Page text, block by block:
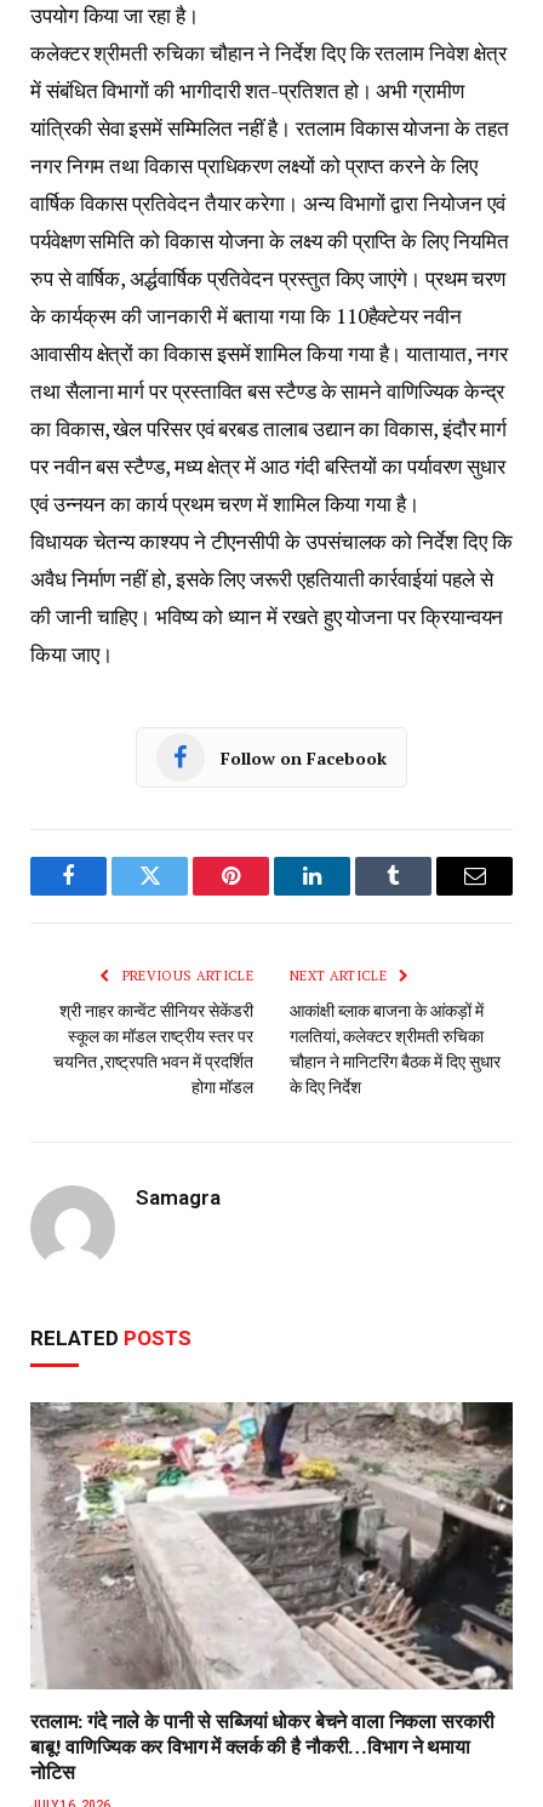
उपयोग किया जा रहा है।
कलेक्टर श्रीमती रुचिका चौहान ने निर्देश दिए कि रतलाम निवेश क्षेत्र
में संबंधित विभागों की भागीदारी शत-प्रतिशत हो। अभी ग्रामीण
यांत्रिकी सेवा इसमें सम्मिलित नहीं है। रतलाम विकास योजना के तहत
नगर निगम तथा विकास प्राधिकरण लक्ष्यों को प्राप्त करने के लिए
वार्षिक विकास प्रतिवेदन तैयार करेगा। अन्य विभागों द्वारा नियोजन एवं
पर्यवेक्षण समिति को विकास योजना के लक्ष्य की प्राप्ति के लिए नियमित
रुप से वार्षिक, अर्द्धवार्षिक प्रतिवेदन प्रस्तुत किए जाएंगे। प्रथम चरण
के कार्यक्रम की जानकारी में बताया गया कि 110हैक्टेयर नवीन
आवासीय क्षेत्रों का विकास इसमें शामिल किया गया है। यातायात, नगर
तथा सैलाना मार्ग पर प्रस्तावित बस स्टैण्ड के सामने वाणिज्यिक केन्द्र
का विकास, खेल परिसर एवं बरबड तालाब उद्यान का विकास, इंदौर मार्ग
पर नवीन बस स्टैण्ड, मध्य क्षेत्र में आठ गंदी बस्तियों का पर्यावरण सुधार
एवं उन्नयन का कार्य प्रथम चरण में शामिल किया गया है।
विधायक चेतन्य काश्यप ने टीएनसीपी के उपसंचालक को निर्देश दिए कि
अवैध निर्माण नहीं हो, इसके लिए जरूरी एहतियाती कार्रवाईयां पहले से
की जानी चाहिए। भविष्य को ध्यान में रखते हुए योजना पर क्रियान्वयन
किया जाए।
Follow on Facebook
FacebookTwitter Pinterest LinkedInTumblr Email
PREVIOUS ARTICLE
श्री नाहर कान्वेंट सीनियर सेकेंडरी
स्कूल का मॉडल राष्ट्रीय स्तर पर
चयनित ,राष्ट्रपति भवन में प्रदर्शित
होगा मॉडल
NEXT ARTICLE
आकांक्षी ब्लाक बाजना के आंकड़ों में
गलतियां, कलेक्टर श्रीमती रुचिका
चौहान ने मानिटरिंग बैठक में दिए सुधार
के दिए निर्देश
Samagra
RELATED POSTS
रतलाम: गंदे नाले के पानी से सब्जियां धोकर बेचने वाला निकला सरकारी
बाबू! वाणिज्यिक कर विभाग में क्लर्क की है नौकरी…विभाग ने थमाया
नोटिस